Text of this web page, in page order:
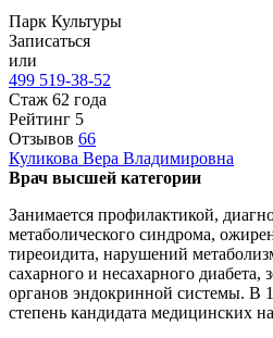
Парк Культуры
Записаться
или
499 519-38-52
Стаж 62 года
Рейтинг 5
Отзывов 66
Куликова Вера Владимировна
Врач высшей категории
Занимается профилактикой,
метаболического синдрома,
тиреоидита, нарушений
сахарного и несахарного диабета,
органов эндокринной системы. В
степень кандидата медицинских